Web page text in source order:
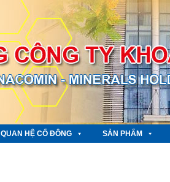
QUAN HỆ CỔ ĐÔNG SẢN PHẨM